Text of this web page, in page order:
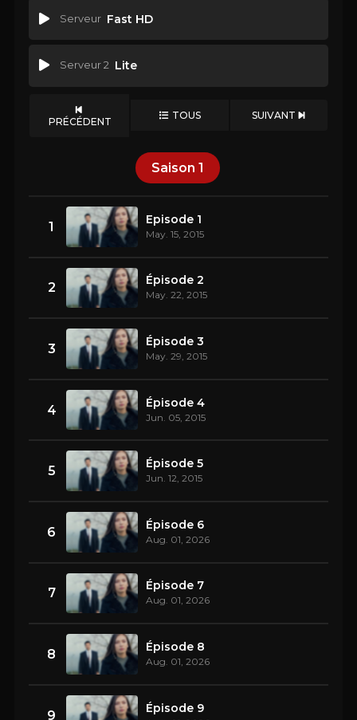
Serveur Fast HD
Serveur 2 Lite
PRÉCÉDENT TOUS SUIVANT
Saison 1
1 Episode 1
May. 15, 2015
2 Épisode 2
May. 22, 2015
3 Épisode 3
May. 29, 2015
4 Épisode 4
Jun. 05, 2015
5 Épisode 5
Jun. 12, 2015
6 Épisode 6
Aug. 01, 2026
7 Épisode 7
Aug. 01, 2026
8 Épisode 8
Aug. 01, 2026
9 Épisode 9